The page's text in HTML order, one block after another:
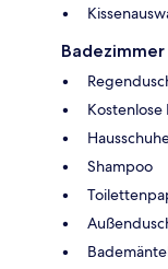
Badezimmer
Shampoo